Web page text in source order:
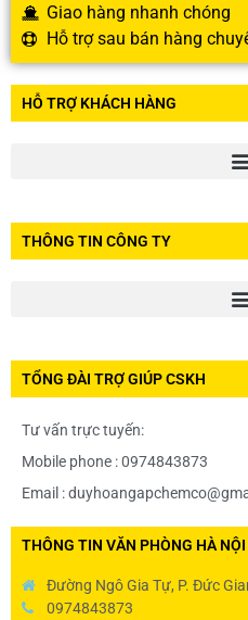
Giao hàng nhanh chóng
Hỗ trợ sau bán hàng
HỖ TRỢ KHÁCH HÀNG
THÔNG TIN CÔNG TY
TỔNG ĐÀI TRỢ GIÚP CSKH
Tư vấn trực tuyến:
Mobile phone : 0974843873
Email :
THÔNG TIN VĂN PHÒNG HÀ NỘI
Đường Ngô Gia Tự, P. Đức
0974843873